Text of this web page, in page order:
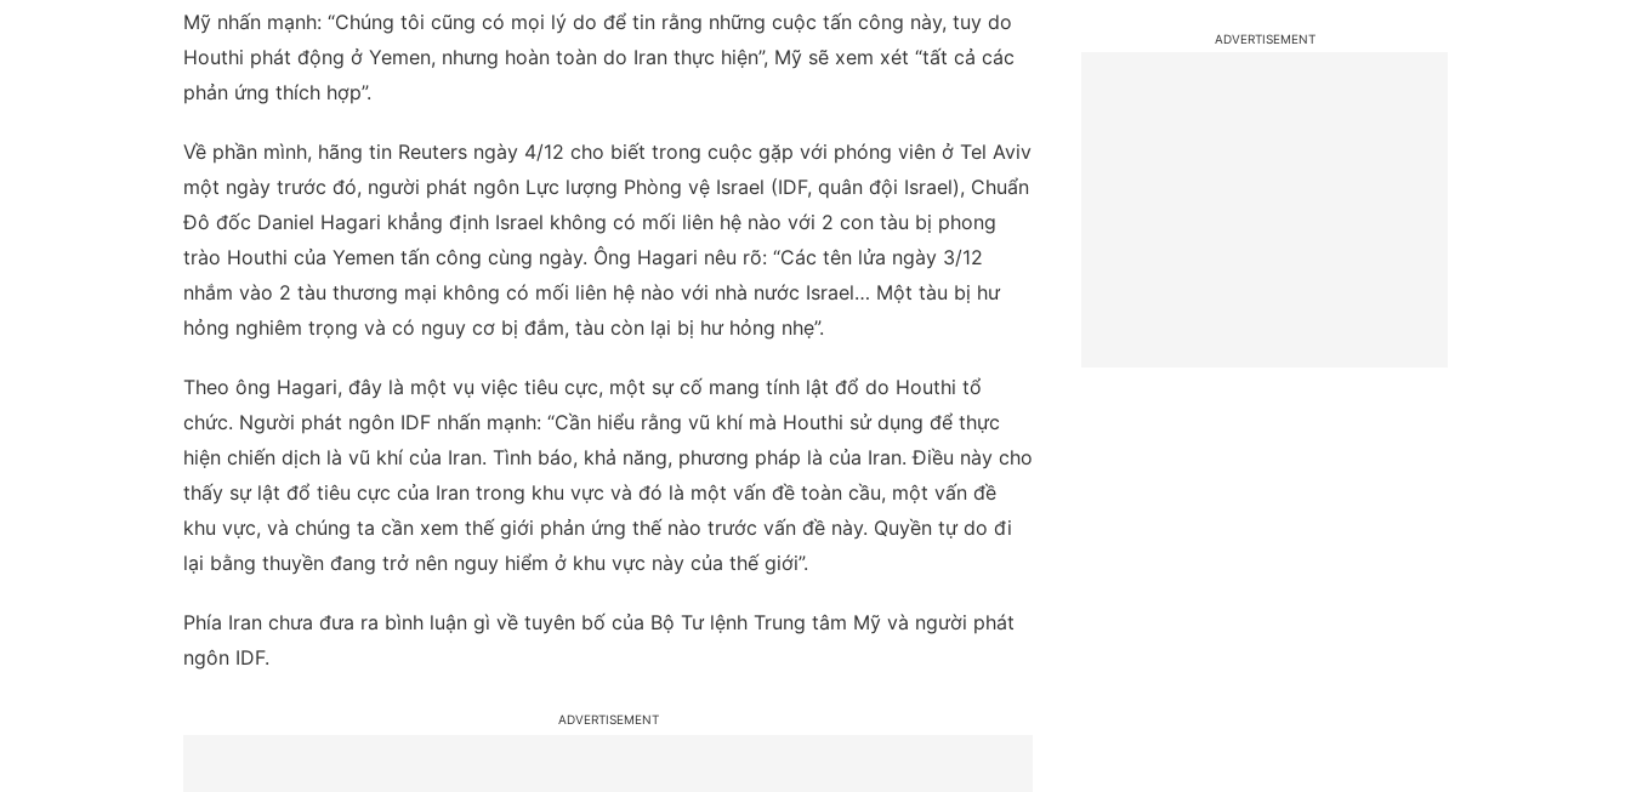
Mỹ nhấn mạnh: “Chúng tôi cũng có mọi lý do để tin rằng những cuộc tấn công này, tuy do
Houthi phát động ở Yemen, nhưng hoàn toàn do Iran thực hiện”, Mỹ sẽ xem xét “tất cả các
phản ứng thích hợp”.
Về phần mình, hãng tin Reuters ngày 4/12 cho biết trong cuộc gặp với phóng viên ở Tel Aviv
một ngày trước đó, người phát ngôn Lực lượng Phòng vệ Israel (IDF, quân đội Israel), Chuẩn
Đô đốc Daniel Hagari khẳng định Israel không có mối liên hệ nào với 2 con tàu bị phong
trào Houthi của Yemen tấn công cùng ngày. Ông Hagari nêu rõ: “Các tên lửa ngày 3/12
nhắm vào 2 tàu thương mại không có mối liên hệ nào với nhà nước Israel… Một tàu bị hư
hỏng nghiêm trọng và có nguy cơ bị đắm, tàu còn lại bị hư hỏng nhẹ”.
Theo ông Hagari, đây là một vụ việc tiêu cực, một sự cố mang tính lật đổ do Houthi tổ
chức. Người phát ngôn IDF nhấn mạnh: “Cần hiểu rằng vũ khí mà Houthi sử dụng để thực
hiện chiến dịch là vũ khí của Iran. Tình báo, khả năng, phương pháp là của Iran. Điều này cho
thấy sự lật đổ tiêu cực của Iran trong khu vực và đó là một vấn đề toàn cầu, một vấn đề
khu vực, và chúng ta cần xem thế giới phản ứng thế nào trước vấn đề này. Quyền tự do đi
lại bằng thuyền đang trở nên nguy hiểm ở khu vực này của thế giới”.
Phía Iran chưa đưa ra bình luận gì về tuyên bố của Bộ Tư lệnh Trung tâm Mỹ và người phát
ngôn IDF.